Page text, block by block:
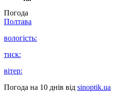
Погода
Полтава
вологість:
тиск:
вітер:
Погода на 10 днів від sinoptik.ua